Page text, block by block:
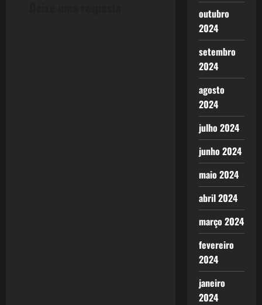
outubro
2024
setembro
2024
agosto
2024
julho 2024
junho 2024
maio 2024
abril 2024
março 2024
fevereiro
2024
janeiro
2024